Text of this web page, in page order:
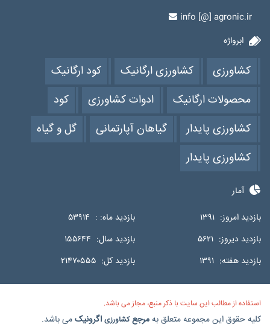
info [@] agronic.ir
ابرواژه
کشاورزی کشاورزی ارگانیک
کود ارگانیک
محصولات ارگانیک
ادوات کشاورزی
کود
کشاورزی پایدار
گیاهان آپارتمانی
گل و گیاه
کشاورزی پایدار
آمار
بازدید امروز: ۱۳۹۱ بازدید ماه: : ۵۳۹۱۴
بازدید دیروز: ۵۶۲۱ بازدید سال: ۱۵۵۶۴۴
بازدید هفته: ۱۳۹۱ بازدید کل: ۲۱۴۷۰۵۵۵
استفاده از مطالب این سایت با ذکر منبع، مجاز می باشد.
کلیه حقوق این مجموعه متعلق بهمرجعکشاورزی اگرونیکمی باشد.